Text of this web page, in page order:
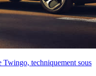
Twingo, techniquement sous